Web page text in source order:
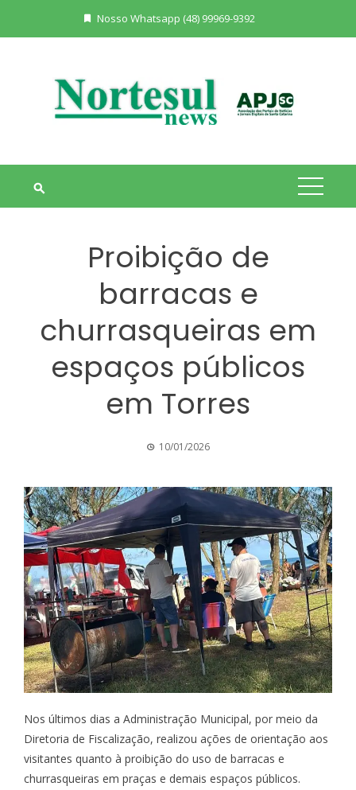
Nosso Whatsapp (48) 99969-9392
Proibição de
barracas e
churrasqueiras em
espaços públicos
em Torres
10/01/2026
Nos últimos dias a Administração Municipal, por meio da
Diretoria de Fiscalização, realizou ações de orientação aos
visitantes quanto à proibição do uso de barracas e
churrasqueiras em praças e demais espaços públicos.